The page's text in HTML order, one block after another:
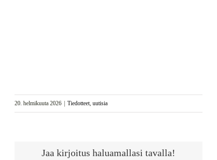
20. helmikuuta 2026 Tiedotteet, uutisia
Jaa kirjoitus haluamallasi tavalla!